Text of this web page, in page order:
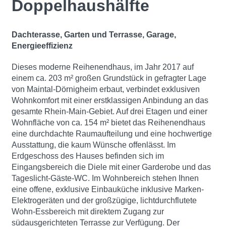
Doppelhaushälfte
Dachterasse, Garten und Terrasse, Garage,
Energieeffizienz
Dieses moderne Reihenendhaus, im Jahr 2017 auf
einem ca. 203 m² großen Grundstück in gefragter Lage
von Maintal-Dörnigheim erbaut, verbindet exklusiven
Wohnkomfort mit einer erstklassigen Anbindung an das
gesamte Rhein-Main-Gebiet. Auf drei Etagen und einer
Wohnfläche von ca. 154 m² bietet das Reihenendhaus
eine durchdachte Raumaufteilung und eine hochwertige
Ausstattung, die kaum Wünsche offenlässt. Im
Erdgeschoss des Hauses befinden sich im
Eingangsbereich die Diele mit einer Garderobe und das
Tageslicht-Gäste-WC. Im Wohnbereich stehen Ihnen
eine offene, exklusive Einbauküche inklusive Marken-
Elektrogeräten und der großzügige, lichtdurchflutete
Wohn-Essbereich mit direktem Zugang zur
südausgerichteten Terrasse zur Verfügung. Der